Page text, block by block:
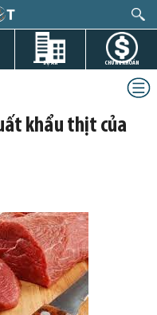
DỰ ÁN CHỨNG KHOÁN
khẩu thịt của